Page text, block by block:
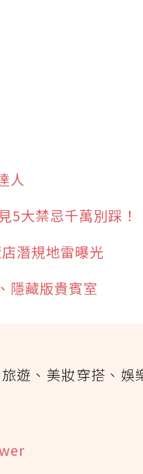
人
5大禁忌千萬別踩！
潛規地雷曝光
隱藏版貴賓室
遊、美妝穿搭、娛